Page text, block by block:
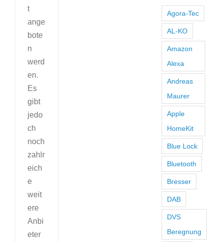
t
ange
bote
n
werd
en.
Es
gibt
jedo
ch
noch
zahlr
eich
e
weit
ere
Anbi
eter
Agora-Tec
AL-KO
Amazon
Alexa
Andreas
Maurer
Apple
HomeKit
Blue Lock
Bluetooth
Bresser
DAB
DVS
Beregnung